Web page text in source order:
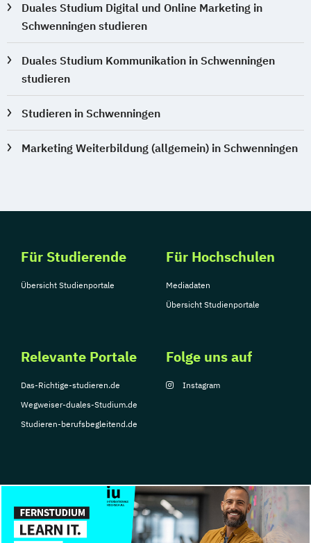
Duales Studium Digital und Online Marketing in
Schwenningen studieren
Duales Studium Kommunikation in Schwenningen
studieren
Studieren in Schwenningen
Marketing Weiterbildung (allgemein) in Schwenningen
Für Studierende
Übersicht Studienportale
Für Hochschulen
Mediadaten
Übersicht Studienportale
Relevante Portale
Das-Richtige-studieren.de
Wegweiser-duales-Studium.de
Studieren-berufsbegleitend.de
Folge uns auf
Instagram
© Copyright 2026, TarGroup Media GmbH
Impressum
Datenschutzerklärung Nutzungsbedingungen